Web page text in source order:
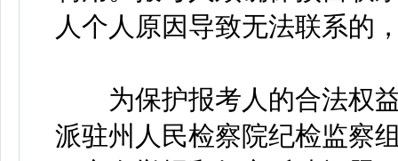
人个人原因导致无法联系的
为保护报考人的合法权益
派驻州人民检察院纪检监察